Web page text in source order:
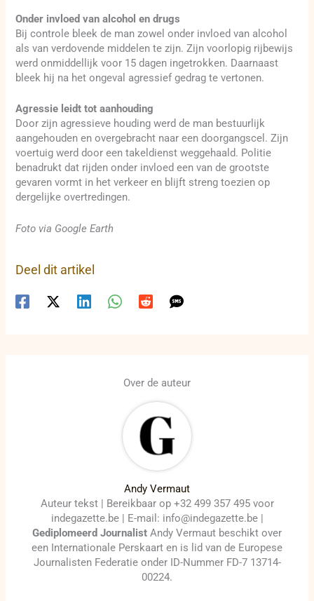
Onder invloed van alcohol en drugs
Bij controle bleek de man zowel onder invloed van alcohol
als van verdovende middelen te zijn. Zijn voorlopig rijbewijs
werd onmiddellijk voor 15 dagen ingetrokken. Daarnaast
bleek hij na het ongeval agressief gedrag te vertonen.
Agressie leidt tot aanhouding
Door zijn agressieve houding werd de man bestuurlijk
aangehouden en overgebracht naar een doorgangscel. Zijn
voertuig werd door een takeldienst weggehaald. Politie
benadrukt dat rijden onder invloed een van de grootste
gevaren vormt in het verkeer en blijft streng toezien op
dergelijke overtredingen.
Foto via Google Earth
Deel dit artikel
Over de auteur
Andy Vermaut
Auteur tekst | Bereikbaar op +32 499 357 495 voor
indegazette.be | E-mail: info@indegazette.be |
Gediplomeerd Journalist Andy Vermaut beschikt over
een Internationale Perskaart en is lid van de Europese
Journalisten Federatie onder ID-Nummer FD-7 13714-
00224.